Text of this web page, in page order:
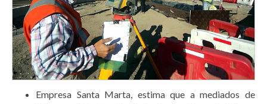
Empresa Santa Marta, estima que a mediados de